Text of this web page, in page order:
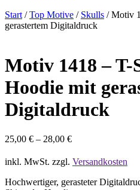
Start /Top Motive / Skulls / Motiv
gerastertem Digitaldruck
Motiv 1418 –
Hoodie mit
Digitaldruck
25,00 € – 28,00 €
inkl. MwSt. zzgl. Versandkosten
Hochwertiger, gerasteter